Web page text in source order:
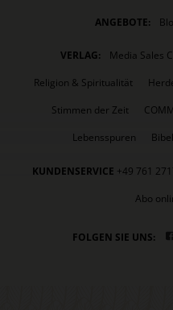
ANGEBOTE:
VERLAG:
Media Sales
Religion & Spiritualität
Stimmen der Zeit
Lebensspuren
KUNDENSERVICE +49 761
Abo
FOLGEN SIE UNS: